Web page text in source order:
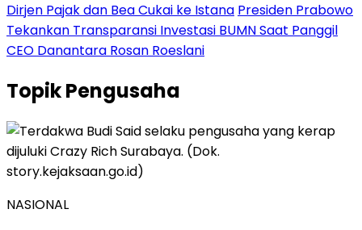
Dirjen Pajak dan Bea Cukai ke Istana Presiden Prabowo
Tekankan Transparansi Investasi BUMN Saat Panggil
CEO Danantara Rosan Roeslani
TopikPengusaha
NASIONAL